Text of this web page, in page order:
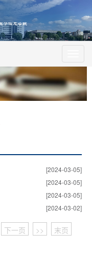
[2024-03-05]
[2024-03-05]
[2024-03-05]
[2024-03-02]
下一页 >> 末页